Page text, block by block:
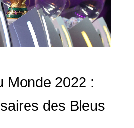
Monde 2022 :
des Bleus